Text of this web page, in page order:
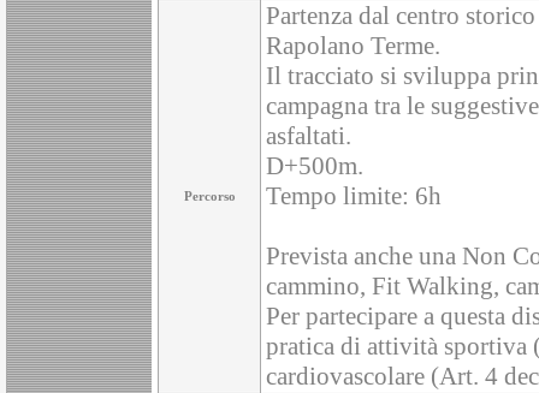
Percorso
Partenza dal centro
Rapolano Terme.
Il tracciato si sviluppa
campagna tra le
asfaltati.
D+500m.
Tempo limite: 6h
Prevista anche una Non
cammino, Fit Walking,
Per partecipare a questa
pratica di attività sportiva
cardiovascolare (Art. 4